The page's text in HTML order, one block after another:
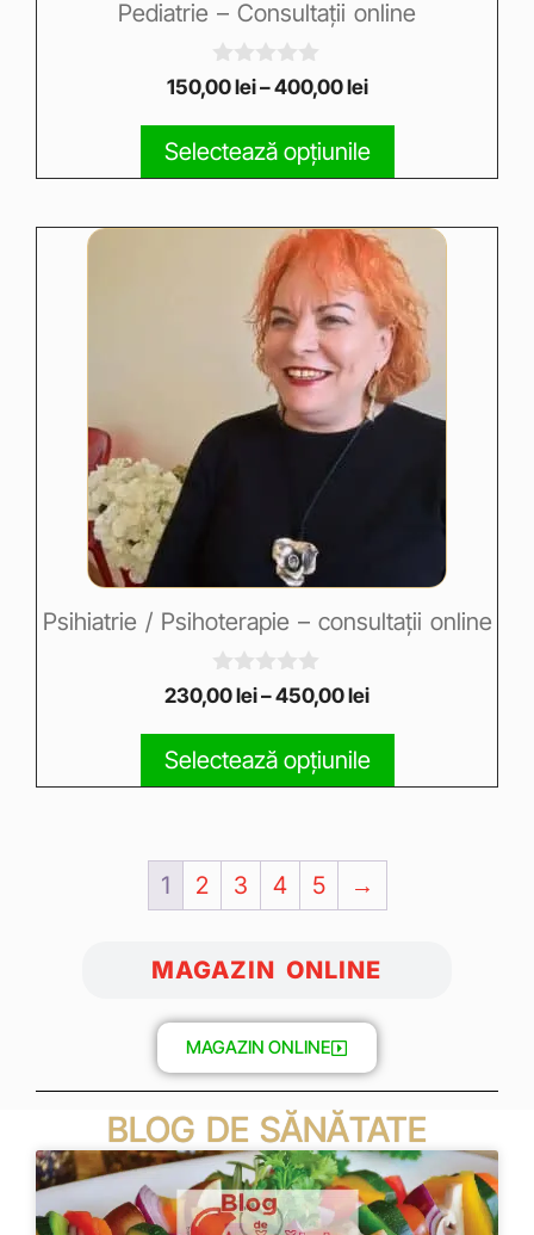
Pediatrie – Consultații online
0
o
u
t
o
f
150,00lei–400,00lei
Selectează opțiunile
Psihiatrie / Psihoterapie – consultații online
0
o
u
t
o
f
230,00lei–450,00lei
Selectează opțiunile
1 2 3 4 5 →
MAGAZIN ONLINE
MAGAZIN ONLINE
BLOG DE SĂNĂTATE